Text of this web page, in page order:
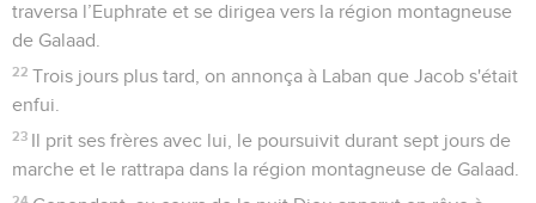
traversa l’Euphrate et se dirigea vers la région montagneuse
de Galaad.
22 Trois jours plus tard, on annonça à Laban que Jacob s'était
enfui.
23 Il prit ses frères avec lui, le poursuivit durant sept jours de
marche et le rattrapa dans la région montagneuse de Galaad.
24